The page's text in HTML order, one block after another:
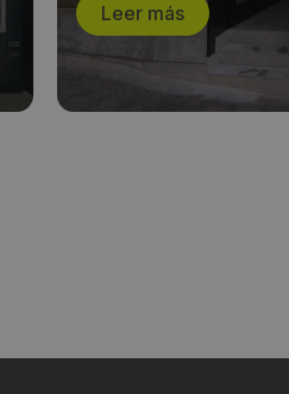
Leer más